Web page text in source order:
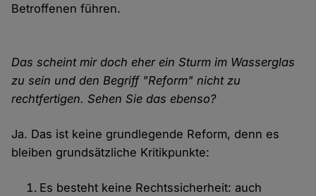
Betroffenen führen.
Das scheint mir doch eher ein Sturm im Wasserglas
zu sein und den Begriff "Reform" nicht zu
rechtfertigen. Sehen Sie das ebenso?
Ja. Das ist keine grundlegende Reform, denn es
bleiben grundsätzliche Kritikpunkte:
Es besteht keine Rechtssicherheit: auch